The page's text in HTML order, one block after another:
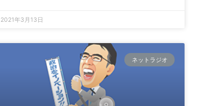
2021年3月13日
ネットラジオ